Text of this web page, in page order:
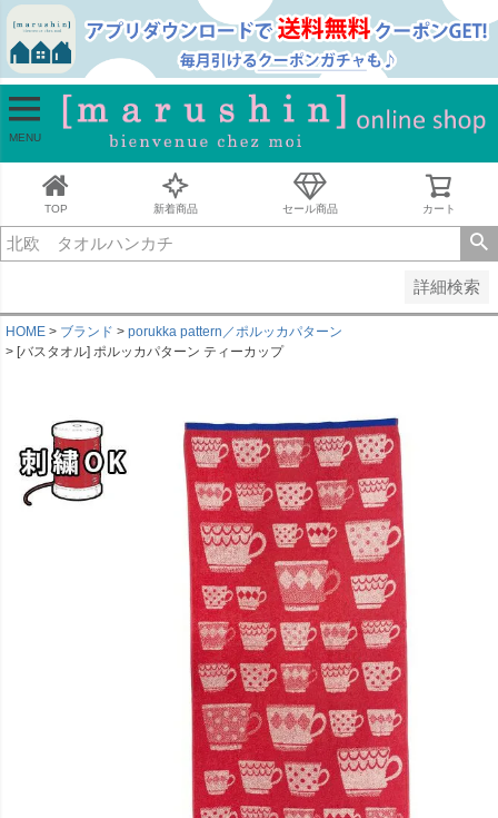
MENU
TOP 新着商品 セール商品 カート
詳細検索
並び順
新着順
古い順
価格が安い順
価格が高い順
キーワードヒット順
HOME ブランド
porukka pattern／ポルッカパターン
[バスタオル] ポルッカパターン ティーカップ